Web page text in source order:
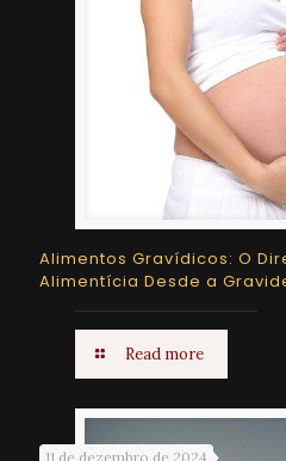
Alimentos Gravídicos: O
Alimentícia Desde a
Read more
11 de dezembro de 2024